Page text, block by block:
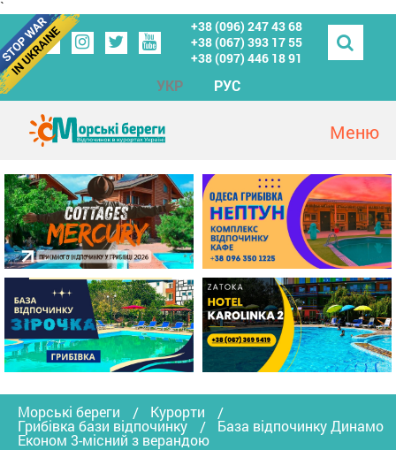
`
+38 (096) 247 43 68
+38 (067) 393 17 55
+38 (097) 446 18 91
УКР РУС
Морські береги Курорти
Грибівка бази відпочинку База відпочинку Динамо
Економ 3-місний з верандою